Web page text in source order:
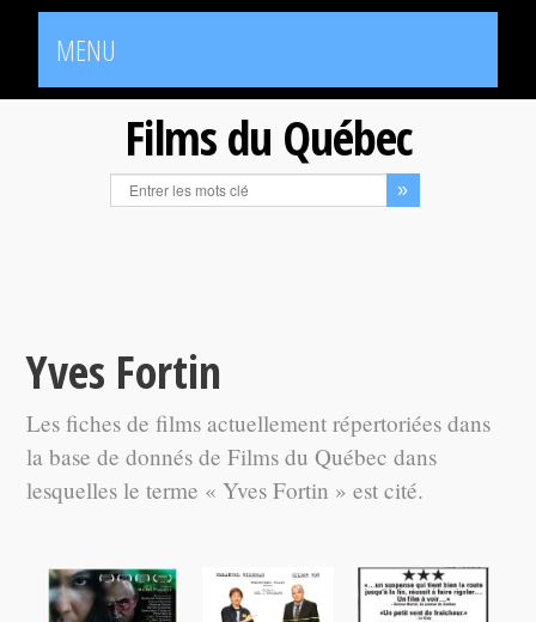
MENU
Films du Québec
Yves Fortin
Les fiches de films actuellement répertoriées dans
la base de donnés de Films du Québec dans
lesquelles le terme « Yves Fortin » est cité.